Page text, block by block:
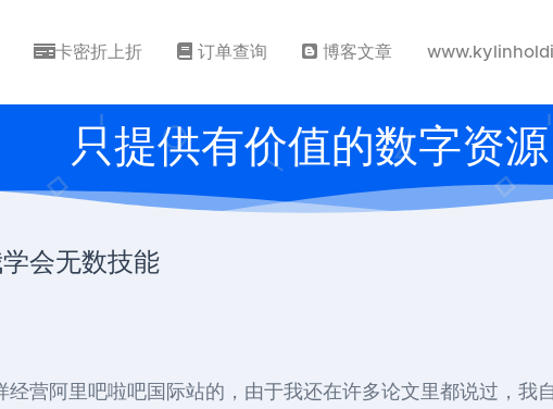
卡密折上折 订单查询 博客文章
只提供有价值的数字资源
会无数技能
营阿里吧啦吧国际站的，由于我还在许多论文里都说过，我